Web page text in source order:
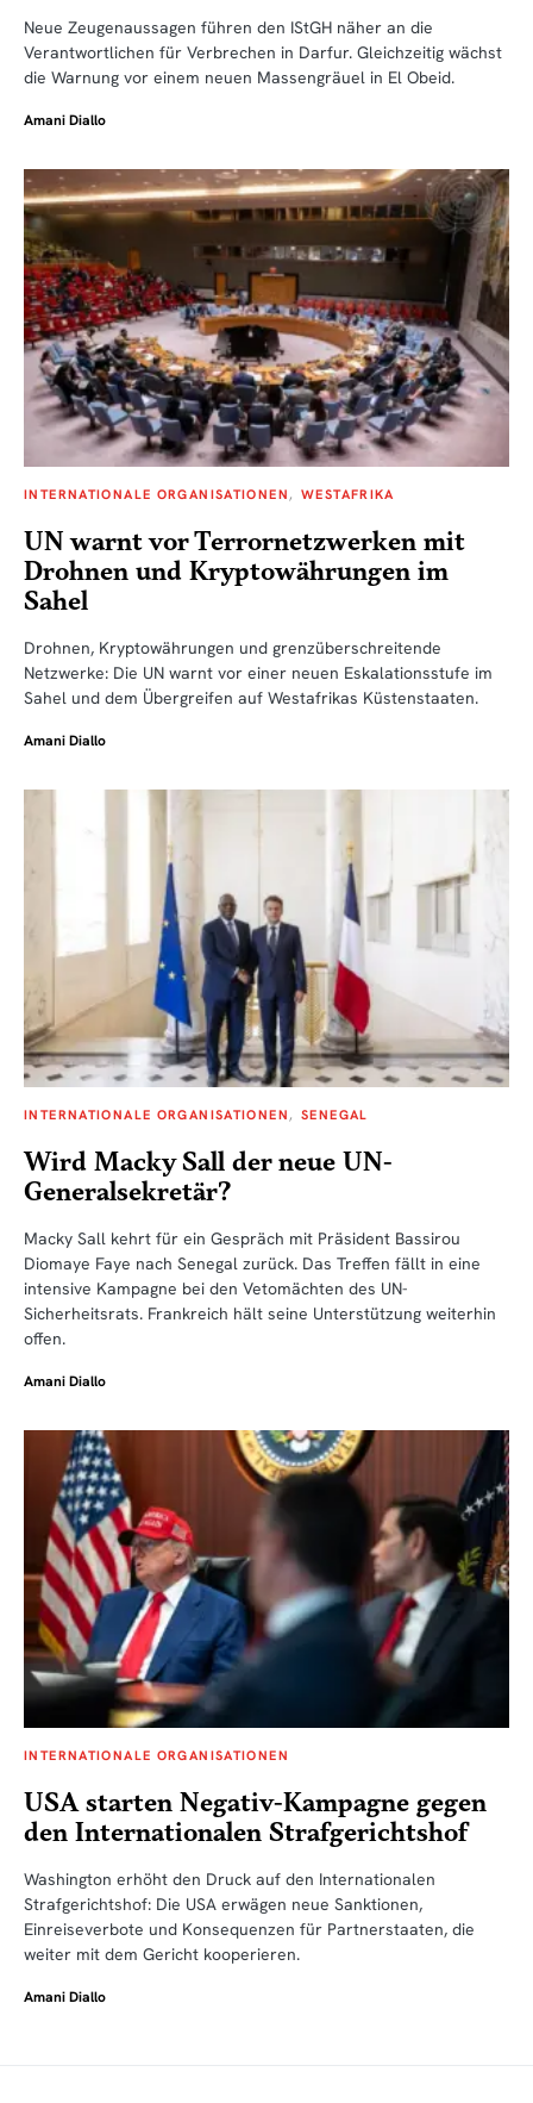
Neue Zeugenaussagen führen den IStGH näher an die
Verantwortlichen für Verbrechen in Darfur. Gleichzeitig wächst
die Warnung vor einem neuen Massengräuel in El Obeid.
Amani Diallo
INTERNATIONALE ORGANISATIONEN WESTAFRIKA
UN warnt vor Terrornetzwerken mit
Drohnen und Kryptowährungen im
Sahel
Drohnen, Kryptowährungen und grenzüberschreitende
Netzwerke: Die UN warnt vor einer neuen Eskalationsstufe im
Sahel und dem Übergreifen auf Westafrikas Küstenstaaten.
Amani Diallo
INTERNATIONALE ORGANISATIONEN SENEGAL
Wird Macky Sall der neue UN-
Generalsekretär?
Macky Sall kehrt für ein Gespräch mit Präsident Bassirou
Diomaye Faye nach Senegal zurück. Das Treffen fällt in eine
intensive Kampagne bei den Vetomächten des UN-
Sicherheitsrats. Frankreich hält seine Unterstützung weiterhin
offen.
Amani Diallo
INTERNATIONALE ORGANISATIONEN
USA starten Negativ-Kampagne gegen
den Internationalen Strafgerichtshof
Washington erhöht den Druck auf den Internationalen
Strafgerichtshof: Die USA erwägen neue Sanktionen,
Einreiseverbote und Konsequenzen für Partnerstaaten, die
weiter mit dem Gericht kooperieren.
Amani Diallo